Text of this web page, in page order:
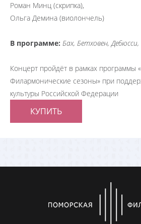
Роман Минц (скрипка),
Ольга Демина (виолончель)
В программе: Бах, Бетховен,
Концерт пройдёт в рамках программы
Филармонические сезоны» при
культуры Российской Федерации
КУПИТЬ